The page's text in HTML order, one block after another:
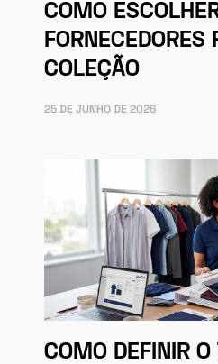
COMO
FORNECEDORES
COLEÇÃO
25 DE JUNHO DE 2026
COMO DEFINIR O